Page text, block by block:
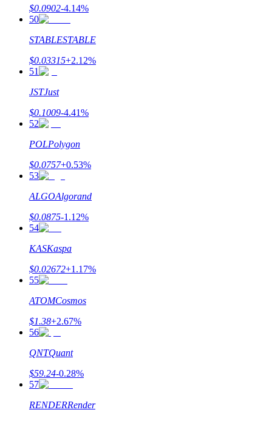
$0.0902-4.14%
50
STABLESTABLE
$0.03315+2.12%
51
JSTJust
$0.1009-4.41%
52
POLPolygon
$0.0757+0.53%
53
ALGOAlgorand
$0.0875-1.12%
54
KASKaspa
$0.02672+1.17%
55
ATOMCosmos
$1.38+2.67%
56
QNTQuant
$59.24-0.28%
57
RENDERRender